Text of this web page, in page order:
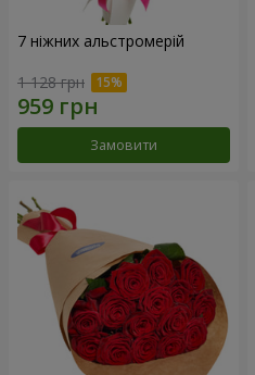
7 ніжних альстромерій
1 128 грн
Замовити